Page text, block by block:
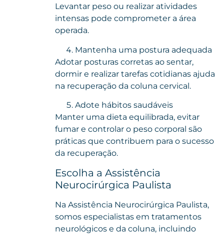
Levantar peso ou realizar atividades
intensas pode comprometer a área
operada.
Mantenha uma postura adequada
Adotar posturas corretas ao sentar,
dormir e realizar tarefas cotidianas ajuda
na recuperação da coluna cervical.
Adote hábitos saudáveis
Manter uma dieta equilibrada, evitar
fumar e controlar o peso corporal são
práticas que contribuem para o sucesso
da recuperação.
Escolha a Assistência
Neurocirúrgica Paulista
Na Assistência Neurocirúrgica Paulista,
somos especialistas em tratamentos
neurológicos e da coluna, incluindo